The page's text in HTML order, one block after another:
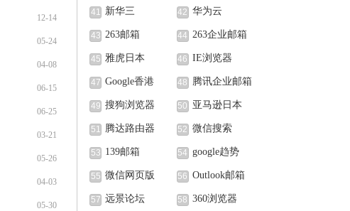
12-14
05-24
04-08
06-15
06-25
03-21
05-26
04-03
05-30
41 新华三 42 华为云
43 263邮箱 44 263企业邮箱
45 雅虎日本 46 IE浏览器
47 Google香港 48 腾讯企业邮箱
49 搜狗浏览器 50 亚马逊日本
51 腾达路由器 52 微信搜索
53 139邮箱 54 google趋势
55 微信网页版 56 Outlook邮箱
57 远景论坛 58 360浏览器